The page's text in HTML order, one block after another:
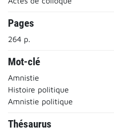
Pages
264 p.
Mot-clé
Amnistie
Histoire politique
Amnistie politique
Thésaurus